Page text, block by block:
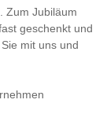
Zum Jubiläum
geschenkt und
mit uns und